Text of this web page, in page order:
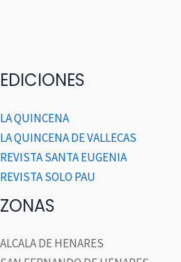
EDICIONES
LA QUINCENA
LA QUINCENA DE VALLECAS
REVISTA SANTA EUGENIA
REVISTA SOLO PAU
ZONAS
ALCALA DE HENARES